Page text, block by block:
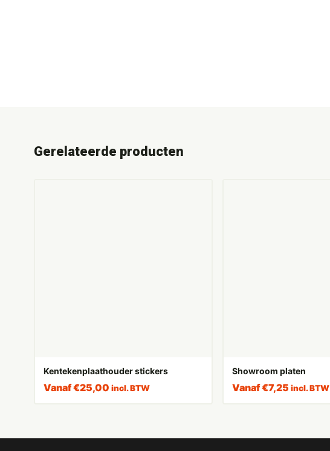
Gerelateerde producten
Kentekenplaathouder stickers
Vanaf€25,00 incl. BTW
Showroom platen
Vanaf€7,25 incl. BTW